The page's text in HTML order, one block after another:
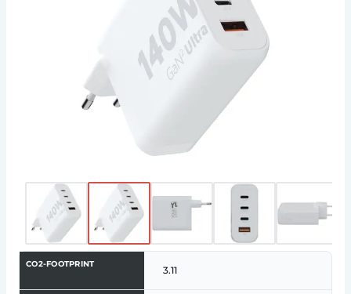
strömförsörjning och 1 USB-A 18 W
snabbladdning 3.0. Levereras med en
användarhandbok.
CO2-FOOTPRINT
3.11